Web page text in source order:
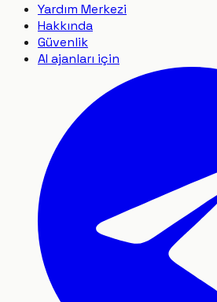
Yardım Merkezi
Hakkında
Güvenlik
AI ajanları için